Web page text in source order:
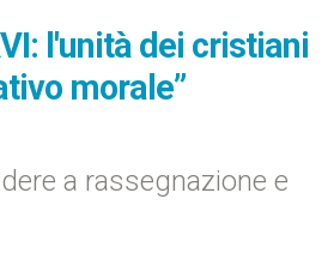
l'unità dei cristiani
morale”
a rassegnazione e